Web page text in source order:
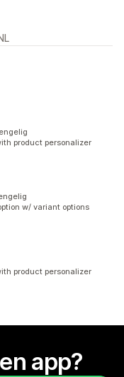
product personalizer
w/ variant options
product personalizer
app?